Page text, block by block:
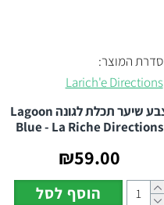
סדרת המוצר:
Larich'e Directions
צבע שיער תכלת לגונה Lagoon
Blue - La Riche Directions
₪59.00
הוסף לסל